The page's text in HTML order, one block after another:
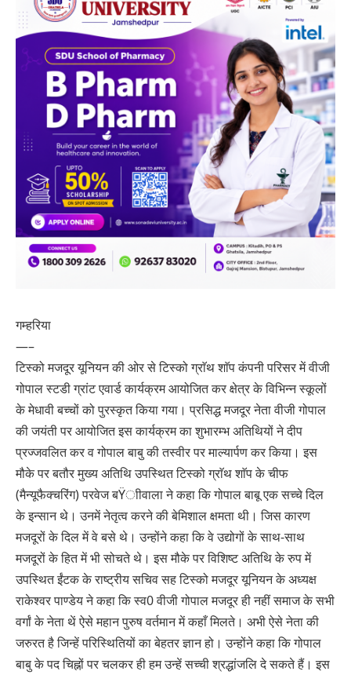
गम्हरिया
—–
टिस्को मजदूर यूनियन की ओर से टिस्को ग्राॅथ शाॅप कंपनी परिसर में वीजी
गोपाल स्टडी ग्रांट एवार्ड कार्यक्रम आयोजित कर क्षेत्र के विभिन्न स्कूलों
के मेधावी बच्चों को पुरस्कृत किया गया। प्रसिद्ध मजदूर नेता वीजी गोपाल
की जयंती पर आयोजित इस कार्यक्रम का शुभारम्भ अतिथियों ने दीप
प्रज्जवलित कर व गोपाल बाबु की तस्वीर पर माल्यार्पण कर किया। इस
मौके पर बतौर मुख्य अतिथि उपस्थित टिस्को ग्राॅथ शाॅप के चीफ
(मैन्यूफैक्चरिंग) परवेज बŸाीवाला ने कहा कि गोपाल बाबू एक सच्चे दिल
के इन्सान थे। उनमें नेतृत्व करने की बेमिशाल क्षमता थी। जिस कारण
मजदूरों के दिल में वे बसे थे। उन्होंने कहा कि वे उद्योगों के साथ-साथ
मजदूरों के हित में भी सोचते थे। इस मौके पर विशिष्ट अतिथि के रुप में
उपस्थित ईंटक के राष्ट्रीय सचिव सह टिस्को मजदूर यूनियन के अध्यक्ष
राकेश्वर पाण्डेय ने कहा कि स्व0 वीजी गोपाल मजदूर ही नहीं समाज के सभी
वर्गां के नेता थें ऐसे महान पुरुष वर्तमान में कहाँ मिलते। अभी ऐसे नेता की
जरुरत है जिन्हें परिस्थितियों का बेहतर ज्ञान हो। उन्होंने कहा कि गोपाल
बाबु के पद चिह्नों पर चलकर ही हम उन्हें सच्ची श्रद्धांजलि दे सकते हैं। इस